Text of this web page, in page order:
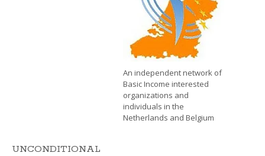
An independent network of
Basic Income interested
organizations and
individuals in the
Netherlands and Belgium
UNCONDITIONAL